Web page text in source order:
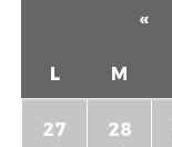
«
L M
27 28